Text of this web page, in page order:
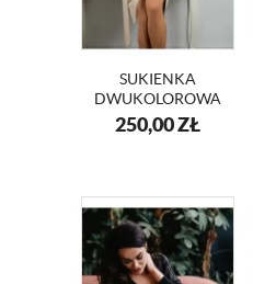
SUKIENKA
DWUKOLOROWA
BIAŁO- BEŻOWA
LIZA KM337
250,00ZŁ